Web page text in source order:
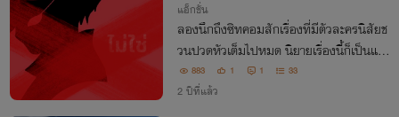
แอ็กชั่น
ลองนึกถึงซิทคอมสักเรื่องที่มีตัวละครนิสัยช
วนปวดหัวเต็มไปหมด นิยายเรื่องนี้ก็เป็นแบ
บนั้น ผมแน่ใจว่าคุณจะรักพวกเขาทุกคน (แต่
ยังไงผมก็รักหงอคงที่สุด)
883 1 1 33
2 ปีที่แล้ว